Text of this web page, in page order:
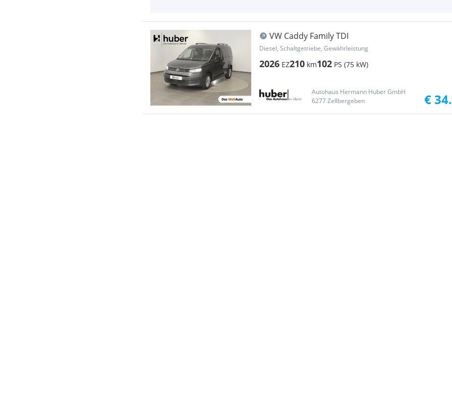
VW Caddy Family TDI
Diesel, Schaltgetriebe, Gewährleistung
2026 EZ210 km102 PS (75 kW)
Autohaus Hermann Huber GmbH
6277 Zellbergeben
€